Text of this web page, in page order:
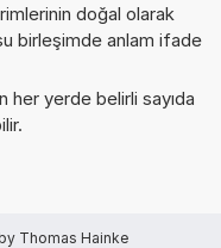
doğal olarak
birleşimde anlam ifade
her yerde belirli sayıda
Thomas Hainke